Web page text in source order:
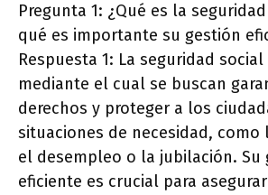
Pregunta 1: ¿Qué es la
qué es importante su gestión
Respuesta 1: La seguridad
mediante el cual se buscan
derechos y proteger a los
situaciones de necesidad, como
el desempleo o la jubilación. Su
eficiente es crucial para